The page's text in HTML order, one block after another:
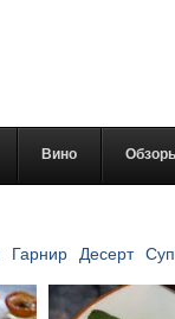
Вино
Гарнир Десерт Суп